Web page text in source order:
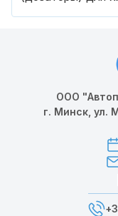
ООО
г. Минск, ул.